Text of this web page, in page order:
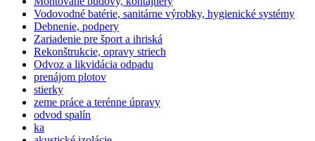
Vodovodné batérie, sanitárne výrobky, hygienické systémy
Debnenie, podpery
Zariadenie pre šport a ihriská
Rekonštrukcie, opravy striech
Odvoz a likvidácia odpadu
prenájom plotov
stierky
zeme práce a terénne úpravy
odvod spalín
ka